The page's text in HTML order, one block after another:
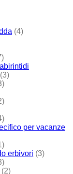
(4)
(3)
per vacanze
erbivori (3)
(2)